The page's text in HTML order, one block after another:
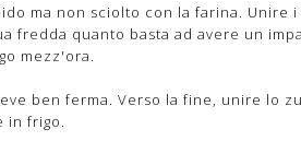
ma non sciolto con la farina. Unire
fredda quanto basta ad avere un
mezz'ora.
ben ferma. Verso la fine, unire lo
in frigo.